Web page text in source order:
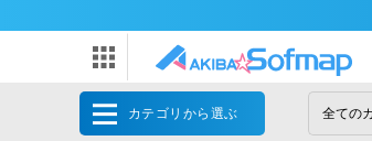
カテゴリから選ぶ